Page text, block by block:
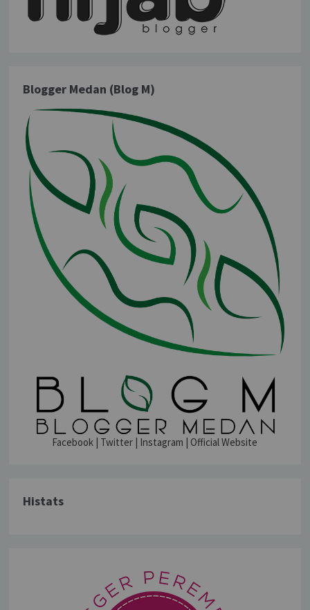
Blogger Medan (Blog M)
Facebook Twitter Instagram Official Website
Histats